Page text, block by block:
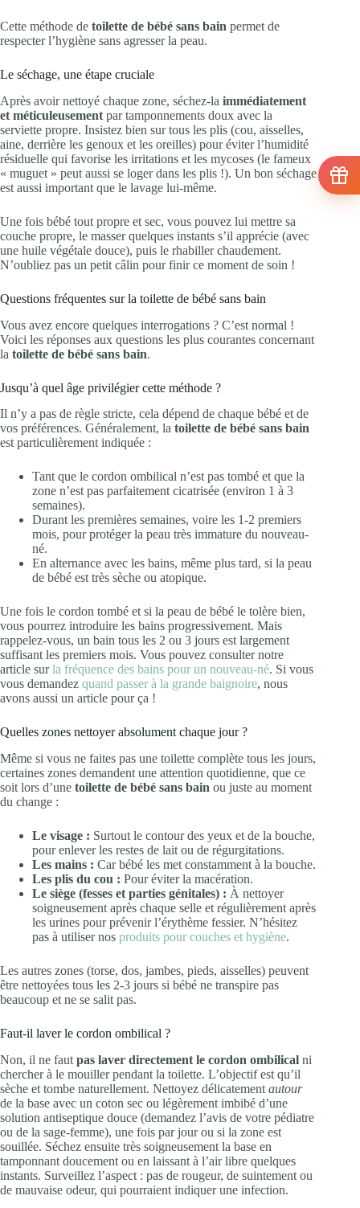
Cette méthode de toilette de bébé sans bain permet de
respecter l’hygiène sans agresser la peau.
Le séchage, une étape cruciale
Après avoir nettoyé chaque zone, séchez-la immédiatement
et méticuleusement par tamponnements doux avec la
serviette propre. Insistez bien sur tous les plis (cou, aisselles,
aine, derrière les genoux et les oreilles) pour éviter l’humidité
résiduelle qui favorise les irritations et les mycoses (le fameux
« muguet » peut aussi se loger dans les plis !). Un bon séchage
est aussi important que le lavage lui-même.
Une fois bébé tout propre et sec, vous pouvez lui mettre sa
couche propre, le masser quelques instants s’il apprécie (avec
une huile végétale douce), puis le rhabiller chaudement.
N’oubliez pas un petit câlin pour finir ce moment de soin !
Questions fréquentes sur la toilette de bébé sans bain
Vous avez encore quelques interrogations ? C’est normal !
Voici les réponses aux questions les plus courantes concernant
la toilette de bébé sans bain.
Jusqu’à quel âge privilégier cette méthode ?
Il n’y a pas de règle stricte, cela dépend de chaque bébé et de
vos préférences. Généralement, la toilette de bébé sans bain
est particulièrement indiquée :
Tant que le cordon ombilical n’est pas tombé et que la
zone n’est pas parfaitement cicatrisée (environ 1 à 3
semaines).
Durant les premières semaines, voire les 1-2 premiers
mois, pour protéger la peau très immature du nouveau-
né.
En alternance avec les bains, même plus tard, si la peau
de bébé est très sèche ou atopique.
Une fois le cordon tombé et si la peau de bébé le tolère bien,
vous pourrez introduire les bains progressivement. Mais
rappelez-vous, un bain tous les 2 ou 3 jours est largement
suffisant les premiers mois. Vous pouvez consulter notre
article surla fréquence des bains pour un nouveau-né. Si vous
vous demandez quand passer à la grande baignoire, nous
avons aussi un article pour ça !
Quelles zones nettoyer absolument chaque jour ?
Même si vous ne faites pas une toilette complète tous les jours,
certaines zones demandent une attention quotidienne, que ce
soit lors d’une toilette de bébé sans bain ou juste au moment
du change :
Le visage : Surtout le contour des yeux et de la bouche,
pour enlever les restes de lait ou de régurgitations.
Les mains : Car bébé les met constamment à la bouche.
Les plis du cou : Pour éviter la macération.
Le siège (fesses et parties génitales) : À nettoyer
soigneusement après chaque selle et régulièrement après
les urines pour prévenir l’érythème fessier. N’hésitez
pas à utiliser nos produits pour couches et hygiène.
Les autres zones (torse, dos, jambes, pieds, aisselles) peuvent
être nettoyées tous les 2-3 jours si bébé ne transpire pas
beaucoup et ne se salit pas.
Faut-il laver le cordon ombilical ?
Non, il ne faut pas laver directement le cordon ombilical ni
chercher à le mouiller pendant la toilette. L’objectif est qu’il
sèche et tombe naturellement. Nettoyez délicatement autour
de la base avec un coton sec ou légèrement imbibé d’une
solution antiseptique douce (demandez l’avis de votre pédiatre
ou de la sage-femme), une fois par jour ou si la zone est
souillée. Séchez ensuite très soigneusement la base en
tamponnant doucement ou en laissant à l’air libre quelques
instants. Surveillez l’aspect : pas de rougeur, de suintement ou
de mauvaise odeur, qui pourraient indiquer une infection.